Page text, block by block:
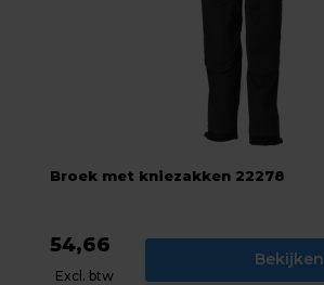
Broek met kniezakken 22278
54,66
Excl. btw
Bekijken